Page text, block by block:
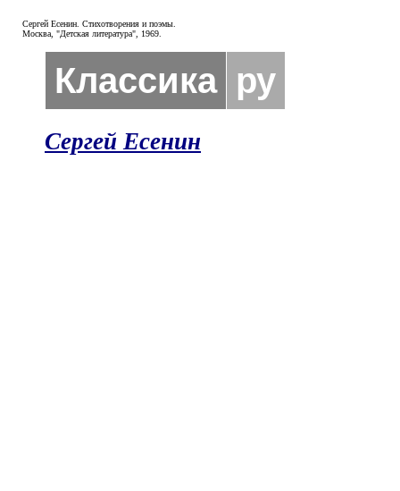
Сергей Есенин. Стихотворения и поэмы.
Москва, "Детская литература", 1969.
Классика ру
Сергей Есенин